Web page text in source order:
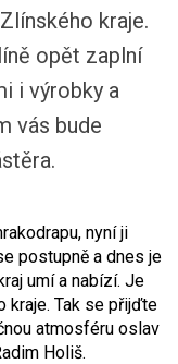
kraje.
opět zaplní
i výrobky a
vás bude
nyní ji
postupně a dnes je
umí a nabízí. Je
kraje. Tak se přijďte
atmosféru oslav
Holiš.